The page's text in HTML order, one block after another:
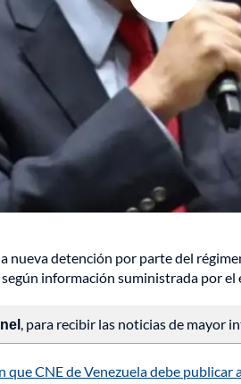
nueva detención por parte del
información suministrada por
, para recibir las noticias de mayor
CNE de Venezuela debe publicar